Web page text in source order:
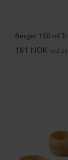
Berget 150 ml
161 NOK ved